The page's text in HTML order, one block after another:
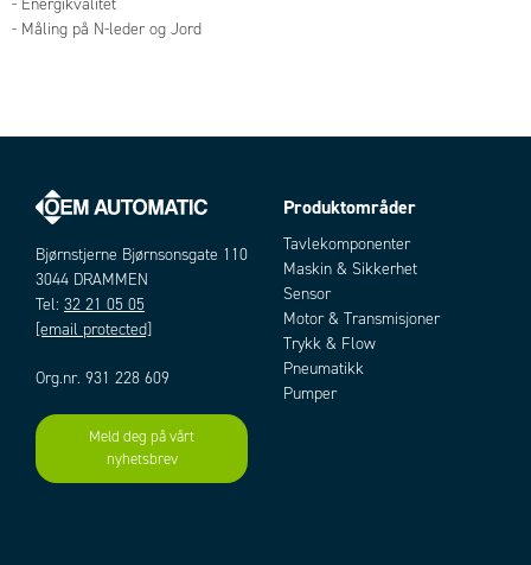
- Energikvalitet
- Måling på N-leder og Jord
Bjørnstjerne Bjørnsonsgate 110
3044 DRAMMEN
Tel: 32 21 05 05
[email protected]
Org.nr. 931 228 609
Meld deg på vårt
nyhetsbrev
Produktområder
Tavlekomponenter
Maskin & Sikkerhet
Sensor
Motor & Transmisjoner
Trykk & Flow
Pneumatikk
Pumper